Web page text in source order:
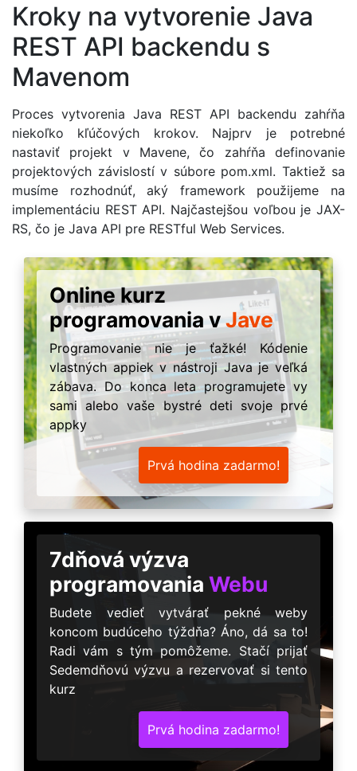
Kroky na vytvorenie Java
REST API backendu s
Mavenom
Proces vytvorenia Java REST API backendu zahŕňa
niekoľko kľúčových krokov. Najprv je potrebné
nastaviť projekt v Mavene, čo zahŕňa definovanie
projektových závislostí v súbore pom.xml. Taktiež sa
musíme rozhodnúť, aký framework použijeme na
implementáciu REST API. Najčastejšou voľbou je JAX-
RS, čo je Java API pre RESTful Web Services.
Online kurz
programovania vJave
Programovanie nie je ťažké! Kódenie
vlastných appiek v nástroji Java je veľká
zábava. Do konca leta programujete vy
sami alebo vaše bystré deti svoje prvé
appky
Prvá hodina zadarmo!
7dňová výzva
programovania Webu
Budete vedieť vytvárať pekné weby
koncom budúceho týždňa? Áno, dá sa to!
Radi vám s tým pomôžeme. Stačí prijať
Sedemdňovú výzvu a rezervovať si tento
kurz
Prvá hodina zadarmo!